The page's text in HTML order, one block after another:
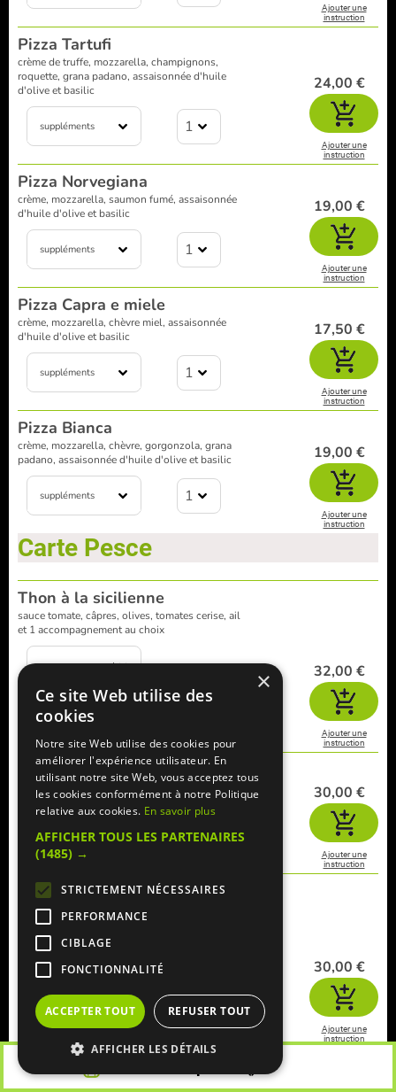
Ajouter une
instruction
Pizza Tartufi
crème de truffe, mozzarella, champignons,
roquette, grana padano, assaisonnée d'huile
d'olive et basilic
suppléments 1
24,00 €
Ajouter une
instruction
Pizza Norvegiana
crème, mozzarella, saumon fumé, assaisonnée
d'huile d'olive et basilic
suppléments 1
19,00 €
Ajouter une
instruction
Pizza Capra e miele
crème, mozzarella, chèvre miel, assaisonnée
d'huile d'olive et basilic
suppléments 1
17,50 €
Ajouter une
instruction
Pizza Bianca
crème, mozzarella, chèvre, gorgonzola, grana
padano, assaisonnée d'huile d'olive et basilic
suppléments 1
19,00 €
Ajouter une
instruction
Carte Pesce
Thon à la sicilienne
sauce tomate, câpres, olives, tomates cerise, ail
et 1 accompagnement au choix
accompagnement:
supplément
32,00 €
Ajouter une
instruction
Thon grillé
avec 1 accompagnement au choix
supplément 1
30,00 €
Ajouter une
instruction
Saumon citronnelle
sauce citronnelle (crème,
citron, aneht) avec 1
accompagnement au choix
supplément 1
30,00 €
Ajouter une
instruction
Saumon grillé
avec 1 accompagnement au choix
×
Ce site Web utilise des
cookies
Notre site Web utilise des cookies pour
améliorer l'expérience utilisateur. En
utilisant notre site Web, vous acceptez tous
les cookies conformément à notre Politique
relative aux cookies. En savoir plus
AFFICHER TOUS LES PARTENAIRES
(1485) →
STRICTEMENT NÉCESSAIRES
PERFORMANCE
CIBLAGE
FONCTIONNALITÉ
ACCEPTER TOUT REFUSER TOUT
AFFICHER LES DÉTAILS